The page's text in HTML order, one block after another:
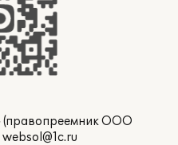
(правопреемник ООО
websol@1c.ru